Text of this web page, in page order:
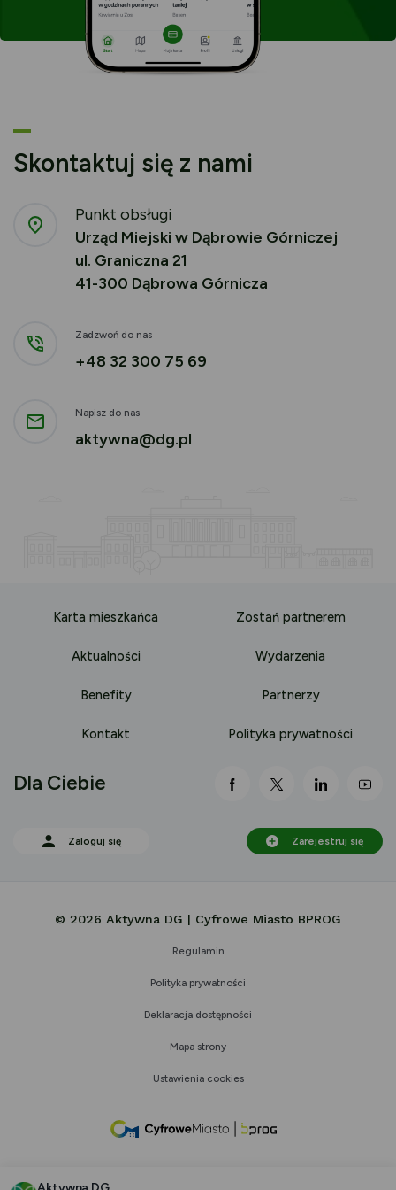
Skontaktuj się z nami
Punkt obsługi
Urząd Miejski w Dąbrowie Górniczej
ul. Graniczna 21
41-300 Dąbrowa Górnicza
Zadzwoń do nas
+48 32 300 75 69
Napisz do nas
aktywna@dg.pl
Karta mieszkańca Zostań partnerem
Aktualności Wydarzenia
Benefity Partnerzy
Kontakt Polityka prywatności
link otwiera się nowej
link otwiera się
link
Dla Ciebie
Zaloguj się Zarejestruj się
© 2026 Aktywna DG | Cyfrowe Miasto BPROG
Regulamin
Polityka prywatności
Deklaracja dostępności
Mapa strony
Ustawienia cookies
link